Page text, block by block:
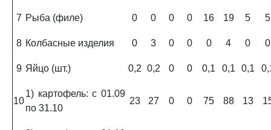
7 Рыба (филе) 0 0 0 0 16 19 5 5
8 Колбасные изделия 0 3 0 0 0 4 0 0
9 Яйцо (шт.) 0,2 0,2 0 0 0,1 0,1 0,1
10
1) картофель: с 01.09
по 31.10
23 27 0 0 75 88 13